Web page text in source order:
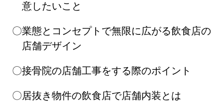
意したいこと
業態とコンセプトで無限に広がる飲食店の
店舗デザイン
接骨院の店舗工事をする際のポイント
居抜き物件の飲食店で店舗内装とは